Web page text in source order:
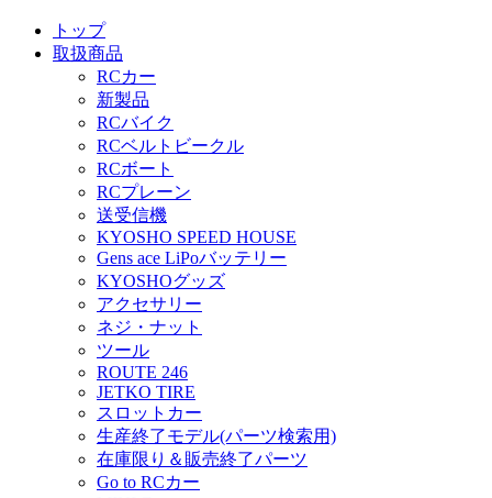
トップ
取扱商品
RCカー
新製品
RCバイク
RCベルトビークル
RCボート
RCプレーン
送受信機
KYOSHO SPEED HOUSE
Gens ace LiPoバッテリー
KYOSHOグッズ
アクセサリー
ネジ・ナット
ツール
ROUTE 246
JETKO TIRE
スロットカー
生産終了モデル(パーツ検索用)
在庫限り＆販売終了パーツ
Go to RCカー